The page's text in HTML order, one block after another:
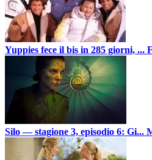
Yuppies fece il bis in 285 giorni, ...
Silo — stagione 3, episodio 6: Gi...